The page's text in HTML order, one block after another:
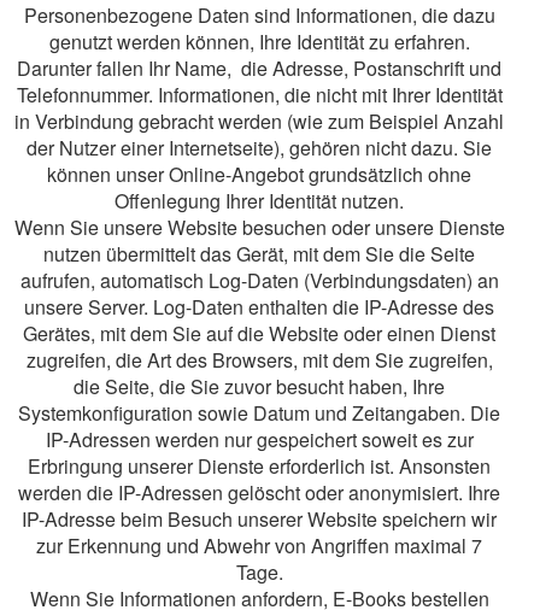
Personenbezogene Daten sind Informationen, die dazu
genutzt werden können, Ihre Identität zu erfahren.
Darunter fallen Ihr Name, die Adresse, Postanschrift und
Telefonnummer. Informationen, die nicht mit Ihrer Identität
in Verbindung gebracht werden (wie zum Beispiel Anzahl
der Nutzer einer Internetseite), gehören nicht dazu. Sie
können unser Online-Angebot grundsätzlich ohne
Offenlegung Ihrer Identität nutzen.
Wenn Sie unsere Website besuchen oder unsere Dienste
nutzen übermittelt das Gerät, mit dem Sie die Seite
aufrufen, automatisch Log-Daten (Verbindungsdaten) an
unsere Server. Log-Daten enthalten die IP-Adresse des
Gerätes, mit dem Sie auf die Website oder einen Dienst
zugreifen, die Art des Browsers, mit dem Sie zugreifen,
die Seite, die Sie zuvor besucht haben, Ihre
Systemkonfiguration sowie Datum und Zeitangaben. Die
IP-Adressen werden nur gespeichert soweit es zur
Erbringung unserer Dienste erforderlich ist. Ansonsten
werden die IP-Adressen gelöscht oder anonymisiert. Ihre
IP-Adresse beim Besuch unserer Website speichern wir
zur Erkennung und Abwehr von Angriffen maximal 7
Tage.
Wenn Sie Informationen anfordern, E-Books bestellen